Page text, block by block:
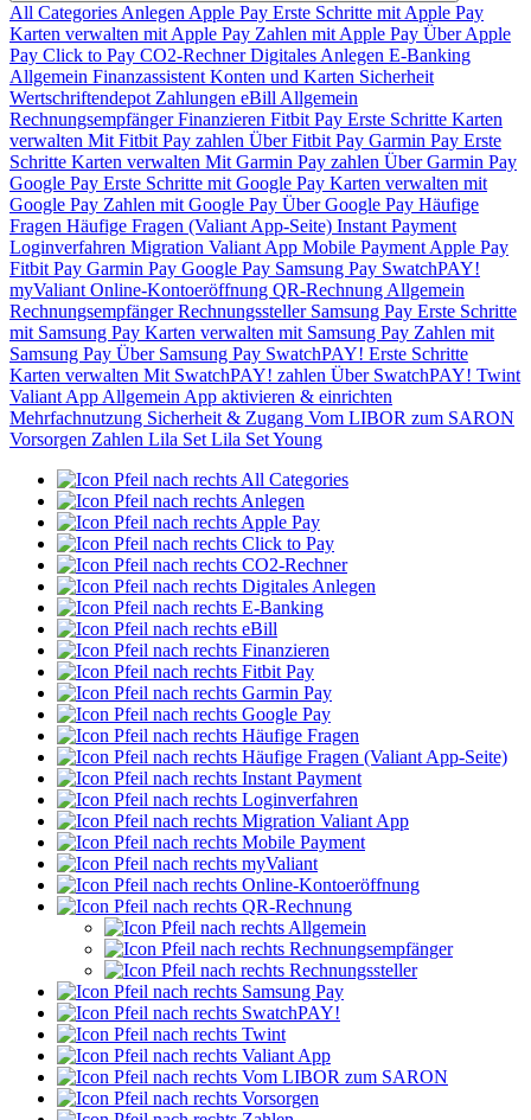
All Categories Anlegen Apple Pay Erste Schritte mit Apple Pay
Karten verwalten mit Apple Pay Zahlen mit Apple Pay Über Apple
Pay Click to Pay CO2-RechnerDigitales Anlegen E-Banking
Allgemein Finanzassistent Konten und Karten Sicherheit
Wertschriftendepot Zahlungen eBill Allgemein
RechnungsempfängerFinanzieren Fitbit Pay Erste Schritte Karten
verwalten Mit Fitbit Pay zahlen Über Fitbit Pay Garmin Pay Erste
Schritte Karten verwalten Mit Garmin Pay zahlen Über Garmin Pay
Google Pay Erste Schritte mit Google Pay Karten verwalten mit
Google Pay Zahlen mit Google Pay Über Google Pay Häufige
Fragen Häufige Fragen (Valiant App-Seite) Instant Payment
Loginverfahren Migration Valiant App Mobile Payment Apple Pay
Fitbit Pay Garmin Pay Google Pay Samsung Pay SwatchPAY!
myValiant Online-Kontoeröffnung QR-Rechnung Allgemein
RechnungsempfängerRechnungssteller Samsung Pay Erste Schritte
mit Samsung Pay Karten verwalten mit Samsung Pay Zahlen mit
Samsung Pay Über Samsung Pay SwatchPAY! Erste Schritte
Karten verwalten Mit SwatchPAY! zahlen Über SwatchPAY! Twint
Valiant App Allgemein App aktivieren & einrichten
Mehrfachnutzung Sicherheit & Zugang Vom LIBOR zum SARON
Vorsorgen Zahlen Lila Set Lila Set Young
All Categories
Anlegen
Apple Pay
Click to Pay
CO2-Rechner
Digitales Anlegen
E-Banking
eBill
Finanzieren
Fitbit Pay
Garmin Pay
Google Pay
Häufige Fragen
Häufige Fragen (Valiant App-Seite)
Instant Payment
Loginverfahren
Migration Valiant App
Mobile Payment
myValiant
Online-Kontoeröffnung
QR-Rechnung
Allgemein
Rechnungsempfänger
Rechnungssteller
Samsung Pay
SwatchPAY!
Twint
Valiant App
Vom LIBOR zum SARON
Vorsorgen